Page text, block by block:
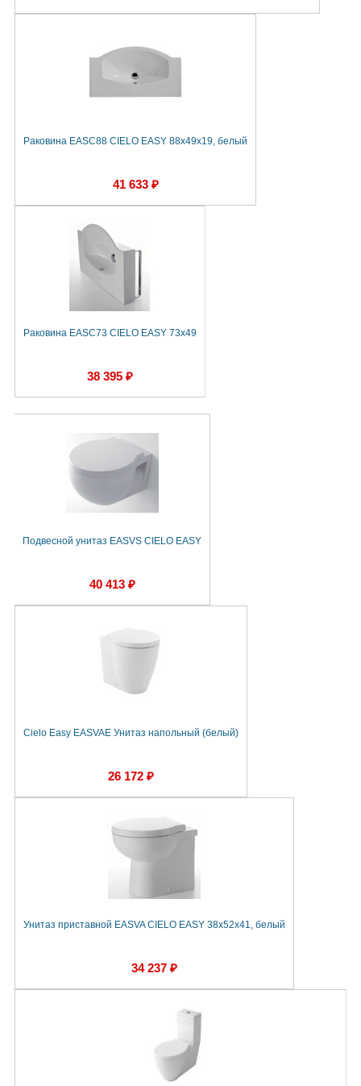
Раковина EASC88 CIELO EASY 88х49х19, белый
41 633 ₽
Раковина EASC73 CIELO EASY 73х49
38 395 ₽
Подвесной унитаз EASVS CIELO EASY
40 413 ₽
Cielo Easy EASVAE Унитаз напольный (белый)
26 172 ₽
Унитаз приставной EASVA CIELO EASY 38х52х41, белый
34 237 ₽